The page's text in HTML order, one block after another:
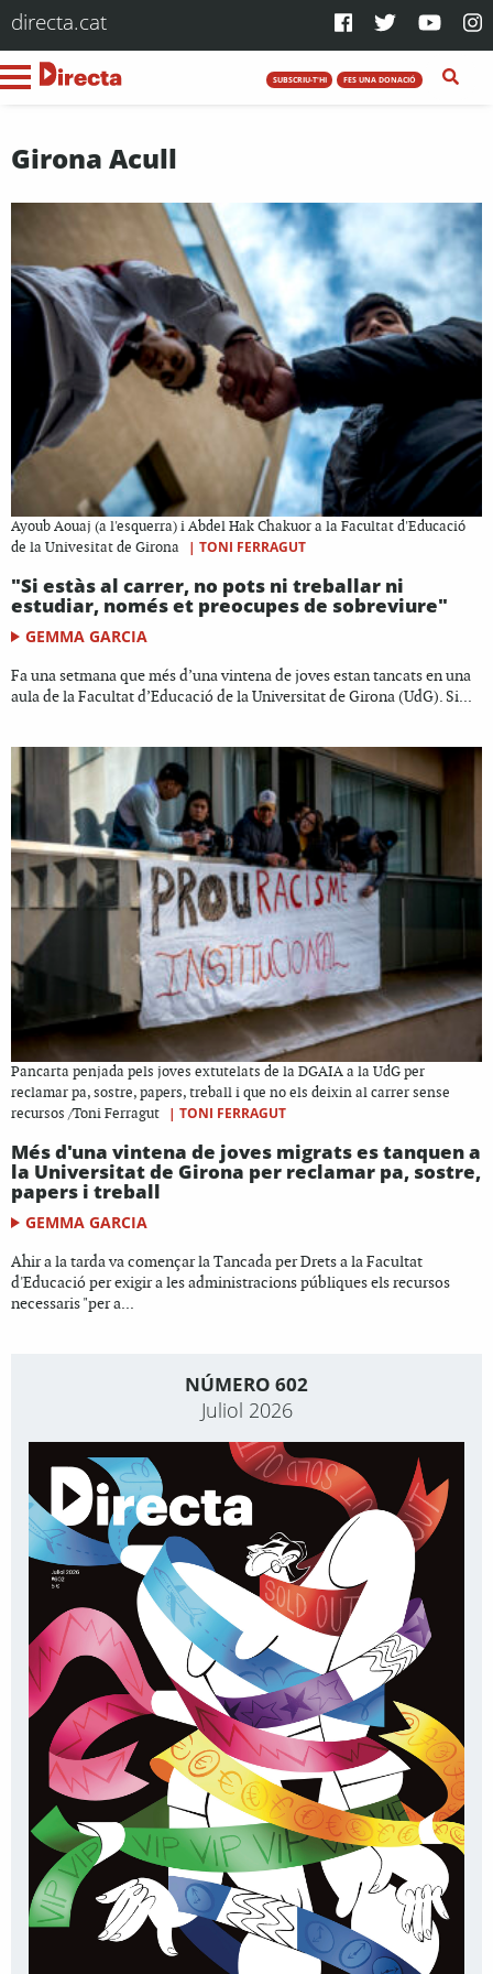
directa.cat
SUBSCRIU-T'HI FES UNA DONACIÓ
Girona Acull
Ayoub Aouaj (a l'esquerra) i Abdel Hak Chakuor a la Facultat d'Educació
de la Univesitat de Girona
| TONI FERRAGUT
"Si estàs al carrer, no pots ni treballar ni
estudiar, només et preocupes de sobreviure"
GEMMA GARCIA
Fa una setmana que més d’una vintena de joves estan tancats en una
aula de la Facultat d’Educació de la Universitat de Girona (UdG). Si...
Pancarta penjada pels joves extutelats de la DGAIA a la UdG per
reclamar pa, sostre, papers, treball i que no els deixin al carrer sense
recursos /Toni Ferragut
| TONI FERRAGUT
Més d'una vintena de joves migrats es tanquen a
la Universitat de Girona per reclamar pa, sostre,
papers i treball
GEMMA GARCIA
Ahir a la tarda va començar la Tancada per Drets a la Facultat
d'Educació per exigir a les administracions públiques els recursos
necessaris "per a...
NÚMERO 602
Juliol 2026